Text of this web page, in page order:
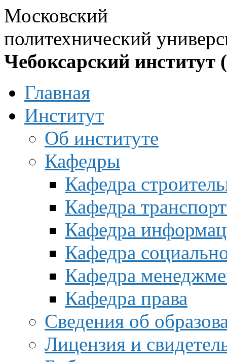
Московский
политехнический
Чебоксарский институт
Главная
Институт
Об институте
Кафедры
Кафедра
Кафедра
Кафедра
Кафедра
Кафедра
Кафедра права
Сведения об
Лицензия и